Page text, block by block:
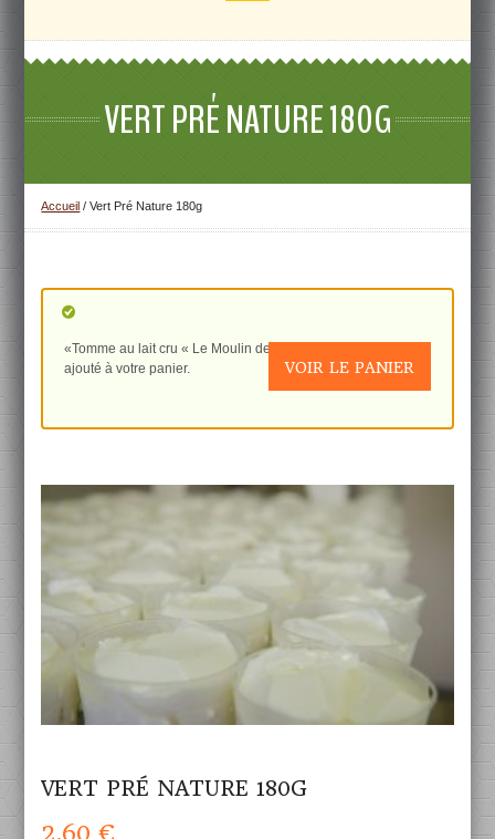
VERT PRÉ NATURE 180G
Accueil /Vert Pré Nature 180g
«Tomme au lait cru « Le Moulin de Champvans » 1kg» a été
ajouté à votre panier.
VOIR LE PANIER
VERT PRÉ NATURE 180G
2,60€